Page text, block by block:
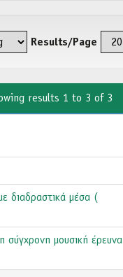
Results/Page
results 1 to 3 of 3
διαδραστικά μέσα (
σύγχρονη μουσική έρευνα